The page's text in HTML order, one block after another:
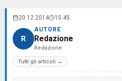
20.12.2014 15:45
R
AUTORE
Redazione
Redazione
Tutti gli articoli →